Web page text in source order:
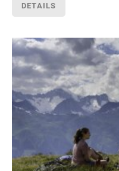
DETAILS